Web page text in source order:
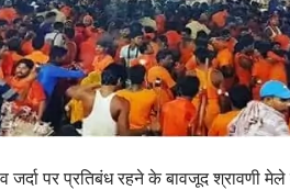
पर प्रतिबंध रहने के बावजूद श्रावणी मेले